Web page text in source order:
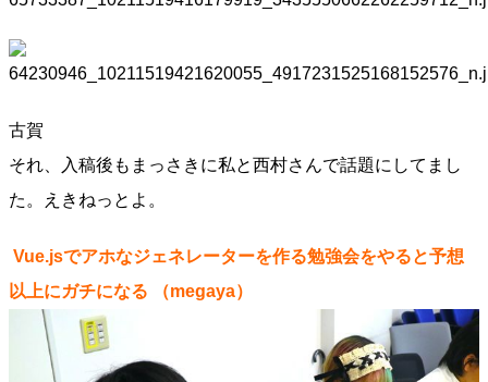
古賀
それ、入稿後もまっさきに私と西村さんで話題にしてまし
た。えきねっとよ。
Vue.jsでアホなジェネレーターを作る勉強会をやると予想
以上にガチになる （megaya）